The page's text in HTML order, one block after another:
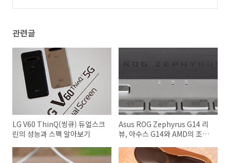
관련글
LG V60 ThinQ(씽큐) 듀얼스크
린의 성능과 스펙 알아보기
Asus ROG Zephyrus G14 리
뷰, 아수스 G14와 AMD의 조합